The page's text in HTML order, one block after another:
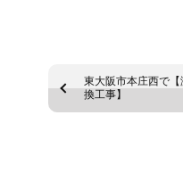
東大阪市本庄西で
換工事】